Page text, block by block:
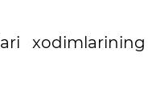
xodimlarining